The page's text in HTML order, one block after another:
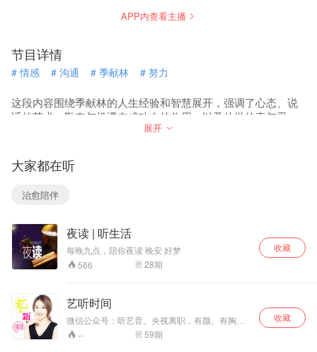
APP内查看主播
节目详情
#情感 # 沟通 # 季献林 # 努力
这段内容围绕季献林的人生经验和智慧展开，强调了心态、说
话的艺术、勤奋与机遇在成功中的作用，以及处世的真与忍，
以及如何面对压力。季献林的经历表明，人生不完美是常态，
展开
大家都在听
治愈陪伴
夜读 | 听生活
每晚九点，陪你夜读 晚安 好梦
566
28期
收藏
艺听时间
微信公众号：听艺音。央视离职，有颜、有胸、
有智慧的美女主播，用暖暖的声音温暖你的心，
些许伤感亦蕴含心灵的力量，隐隐约约却又如此
-- 59期
收藏